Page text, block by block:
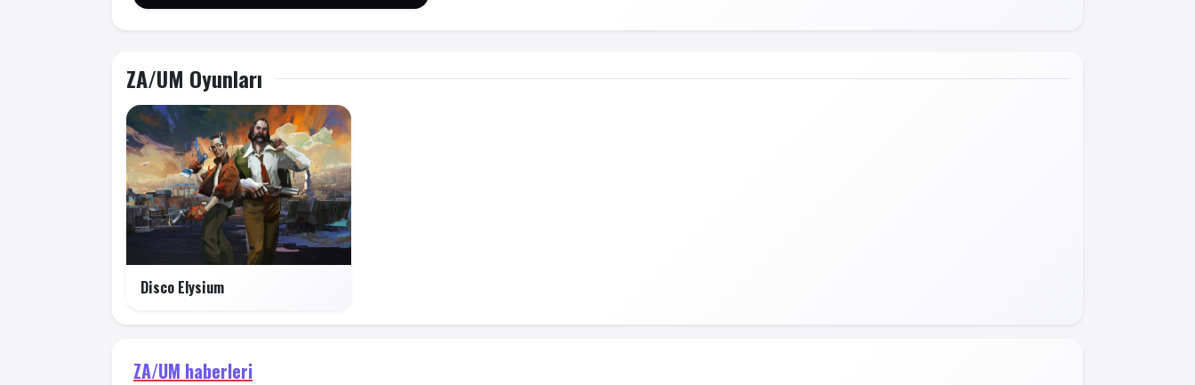
ZA/UM Oyunları
Disco Elysium
ZA/UM haberleri